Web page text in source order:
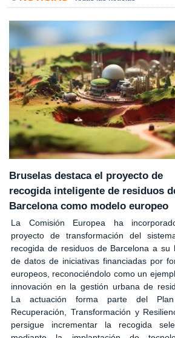
Bruselas destaca el proyecto de
recogida inteligente de residuos
Barcelona como modelo europeo
La Comisión Europea ha
proyecto de transformación del
recogida de residuos de Barcelona a su
de datos de iniciativas financiadas por
europeos, reconociéndolo como un
innovación en la gestión urbana de
La actuación forma parte del
Recuperación, Transformación y
persigue incrementar la recogida